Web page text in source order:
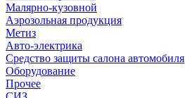
Малярно-кузовной
Аэрозольная продукция
Метиз
Авто-электрика
Средство защиты салона автомобиля
Оборудование
Прочее